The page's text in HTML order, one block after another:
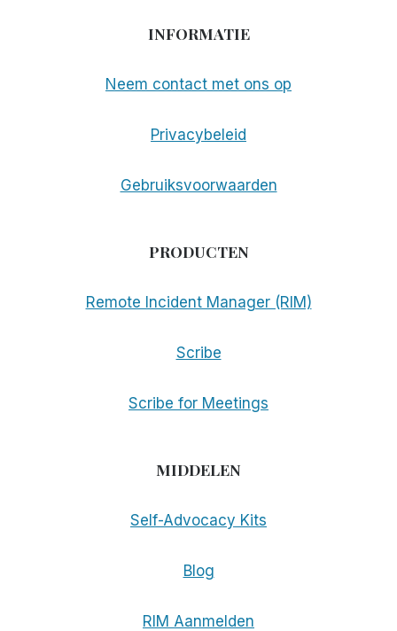
INFORMATIE
Neem contact met ons op
Privacybeleid
Gebruiksvoorwaarden
PRODUCTEN
Remote Incident Manager (RIM)
Scribe
Scribe for Meetings
MIDDELEN
Self-Advocacy Kits
Blog
RIM Aanmelden